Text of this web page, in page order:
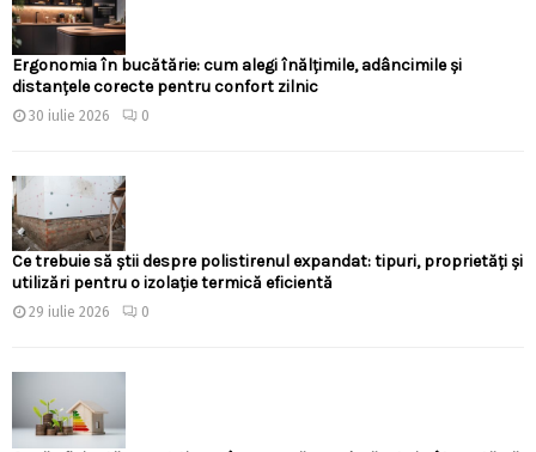
Ergonomia în bucătărie: cum alegi înălțimile, adâncimile și
distanțele corecte pentru confort zilnic
30 iulie 2026 0
Ce trebuie să știi despre polistirenul expandat: tipuri, proprietăți și
utilizări pentru o izolație termică eficientă
29 iulie 2026 0